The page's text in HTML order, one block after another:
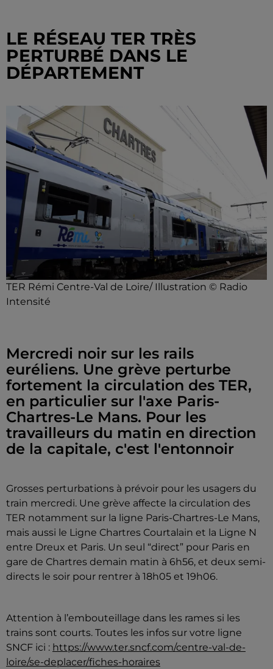
LE RÉSEAU TER TRÈS
PERTURBÉ DANS LE
DÉPARTEMENT
TER Rémi Centre-Val de Loire/ Illustration © Radio
Intensité
Mercredi noir sur les rails
euréliens. Une grève perturbe
fortement la circulation des TER,
en particulier sur l'axe Paris-
Chartres-Le Mans. Pour les
travailleurs du matin en direction
de la capitale, c'est l'entonnoir
Grosses perturbations à prévoir pour les usagers du
train mercredi. Une grève affecte la circulation des
TER notamment sur la ligne Paris-Chartres-Le Mans,
mais aussi le Ligne Chartres Courtalain et la Ligne N
entre Dreux et Paris. Un seul “direct” pour Paris en
gare de Chartres demain matin à 6h56, et deux semi-
directs le soir pour rentrer à 18h05 et 19h06.
Attention à l’embouteillage dans les rames si les
trains sont courts. Toutes les infos sur votre ligne
SNCF ici : https://www.ter.sncf.com/centre-val-de-
loire/se-deplacer/fiches-horaires